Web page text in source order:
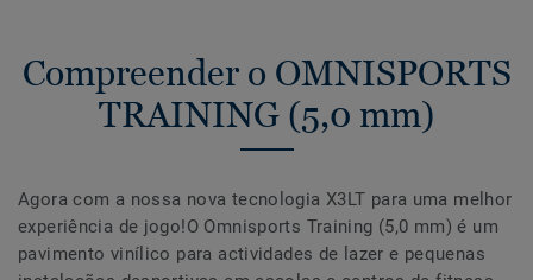
Compreender o OMNISPORTS
TRAINING (5,0 mm)
Agora com a nossa nova tecnologia X3LT para uma melhor
experiência de jogo!O Omnisports Training (5,0 mm) é um
pavimento vinílico para actividades de lazer e pequenas